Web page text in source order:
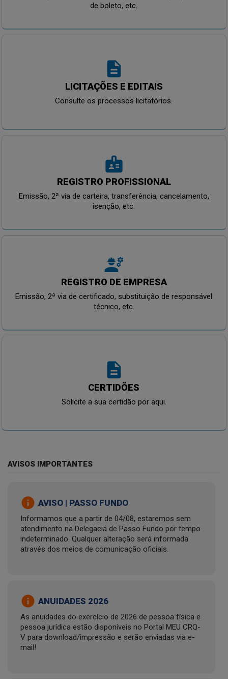
de boleto, etc.
description
LICITAÇÕES E EDITAIS
Consulte os processos licitatórios.
badge
REGISTRO PROFISSIONAL
Emissão, 2ª via de carteira, transferência, cancelamento,
isenção, etc.
engineering
REGISTRO DE EMPRESA
Emissão, 2ª via de certificado, substituição de responsável
técnico, etc.
description
CERTIDÕES
Solicite a sua certidão por aqui.
AVISOS IMPORTANTES
info AVISO | PASSO FUNDO
Informamos que a partir de 04/08, estaremos sem
atendimento na Delegacia de Passo Fundo por tempo
indeterminado. Qualquer alteração será informada
através dos meios de comunicação oficiais.
info ANUIDADES 2026
As anuidades do exercício de 2026 de pessoa física e
pessoa jurídica estão disponíveis no Portal MEU CRQ-
V para download/impressão e serão enviadas via e-
mail!